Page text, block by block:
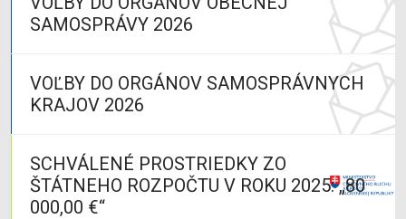
SAMOSPRÁVY 2026
VOĽBY DO ORGÁNOV SAMOSPRÁVNYCH
KRAJOV 2026
SCHVÁLENÉ PROSTRIEDKY ZO
ŠTÁTNEHO ROZPOČTU V ROKU 2025: „80
000,00 €“